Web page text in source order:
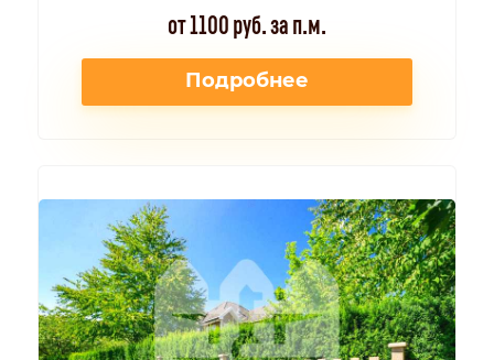
от 1100 руб. за п.м.
Подробнее